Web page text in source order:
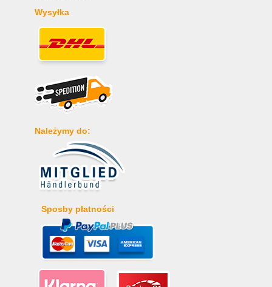
Wysyłka
Należymy do:
Sposby płatności